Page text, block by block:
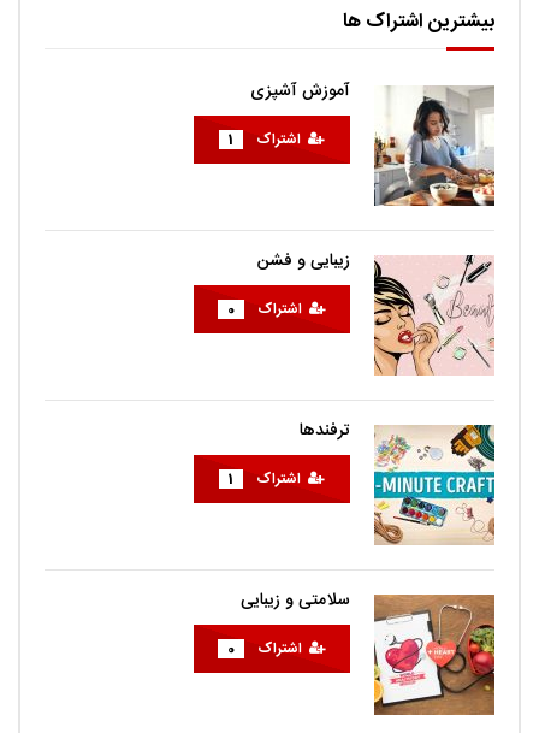
بیشترین اشتراک ها
آموزش آشپزی
اشتراک 1
زیبایی و فشن
اشتراک 0
ترفندها
اشتراک 1
سلامتی و زیبایی
اشتراک 0